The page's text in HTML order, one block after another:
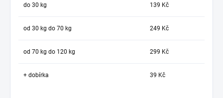
do 30 kg 139 Kč
od 30 kg do 70 kg 249 Kč
od 70 kg do 120 kg 299 Kč
+ dobírka 39 Kč